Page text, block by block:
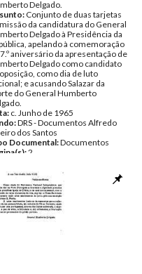
Delgado.
Conjunto de duas tarjetas
da candidatura do General
Delgado à Presidência da
apelando à comemoração
aniversário da apresentação de
Delgado como candidato
como dia de luto
e acusando Salazar da
do General Humberto
c. Junho de 1965
DRS - Documentos Alfredo
dos Santos
Documental:Documentos
2